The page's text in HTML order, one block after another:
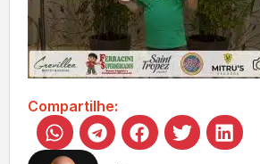
Compartilhe: